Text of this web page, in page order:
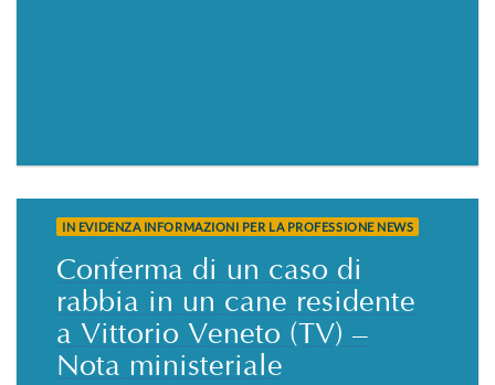
IN EVIDENZA INFORMAZIONI PER LA PROFESSIONE NEWS
Conferma di un caso di
rabbia in un cane residente
a Vittorio Veneto (TV) –
Nota ministeriale